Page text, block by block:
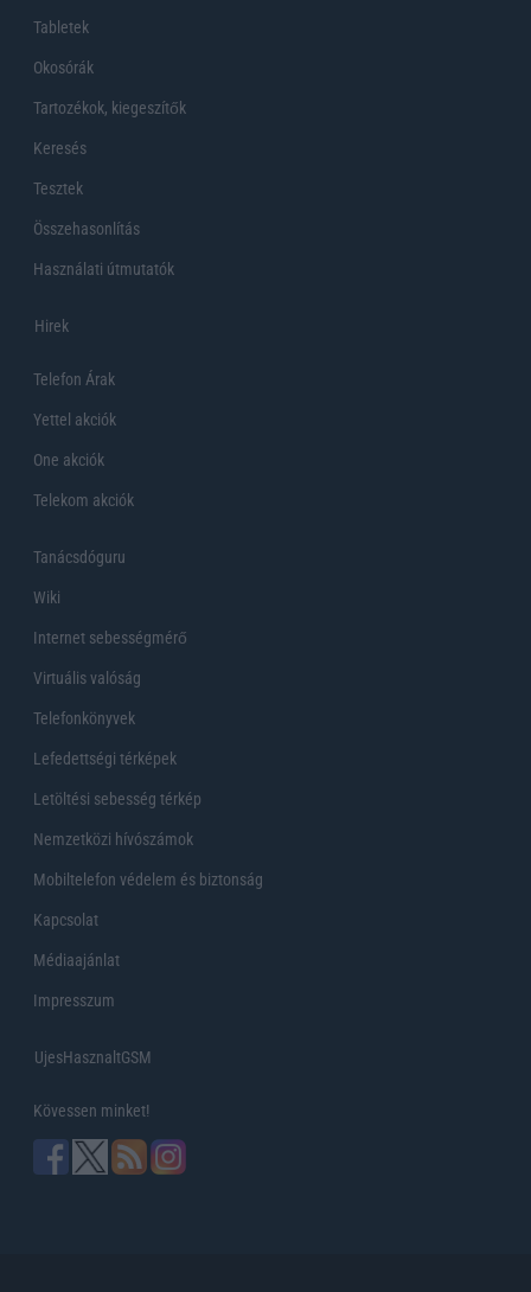
Tabletek
Okosórák
Tartozékok, kiegeszítők
Keresés
Tesztek
Összehasonlítás
Használati útmutatók
Hirek
Telefon Árak
Yettel akciók
One akciók
Telekom akciók
Tanácsdóguru
Wiki
Internet sebességmérő
Virtuális valóság
Telefonkönyvek
Lefedettségi térképek
Letöltési sebesség térkép
Nemzetközi hívószámok
Mobiltelefon védelem és biztonság
Kapcsolat
Médiaajánlat
Impresszum
UjesHasznaltGSM
Kövessen minket!